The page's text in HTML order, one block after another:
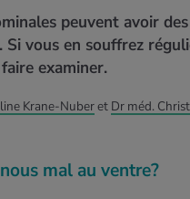
ALIMENTATION
MOUVEMENT
de calories
RELAXATION
MÉDECINE
SERVICE
peuvent avoir
Si vous en souffrez
examiner.
Krane-Nuberet Dr méd.
mal au ventre?